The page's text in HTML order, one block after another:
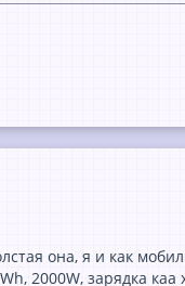
она, я и как
2000W, зарядка